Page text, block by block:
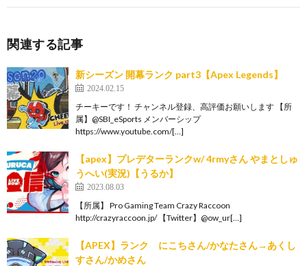
関連する記事
新シーズン 開幕ランク part3【Apex Legends】
2024.02.15
チーキーです！ チャンネル登録、高評価お願いします 【所
属】@SBI_eSports メンバーシップ
https://www.youtube.com/[…]
【apex】プレデターランクw/ 4rmyさん やまとしゅ
うへい(実況)【うるか】
2023.08.03
【所属】 Pro Gaming Team Crazy Raccoon
http://crazyraccoon.jp/​ 【Twitter】@ow_ur[…]
【APEX】ランク にこちさん/かなたさん→あくし
すさん/かめさん